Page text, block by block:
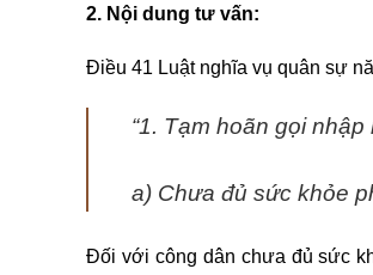
2. Nội dung tư vấn:
Điều 41 Luật nghĩa vụ quân sự
“1. Tạm hoãn gọi
a) Chưa đủ sức khỏe
Đối với công dân chưa đủ sức